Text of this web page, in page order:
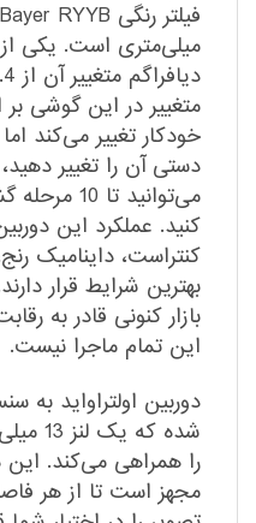
میلی‌متری است. یکی
متغییر در این گوشی
خودکار تغییر می‌کند
می‌توانید
کنید. عملکرد این
کنتراست، داینامیک
بهترین شرایط قرار
بازار کنونی قادر به
این تمام ماجرا نیست.
را همراهی می‌کند.
مجهز است تا از هر